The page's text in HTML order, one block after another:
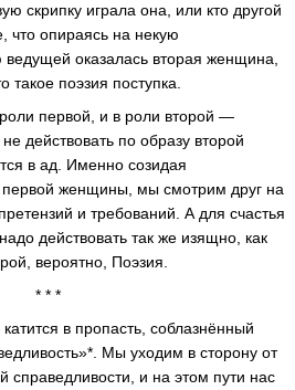
скрипку играла она, или кто другой
что опираясь на некую
ведущей оказалась вторая женщина,
такое поэзия поступка.
первой, и в роли второй —
действовать по образу второй
в ад. Именно созидая
первой женщины, мы смотрим друг на
и требований. А для счастья
действовать так же изящно, как
вероятно, Поэзия.
* * *
в пропасть, соблазнённый
Мы уходим в сторону от
справедливости, и на этом пути нас